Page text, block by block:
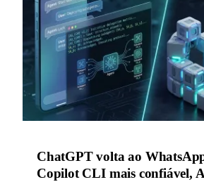
ChatGPT volta ao
Copilot CLI mais confiável,